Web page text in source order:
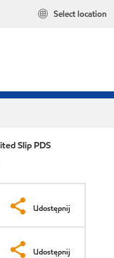
Select location
Slip PDS
Udostępnij
Udostępnij